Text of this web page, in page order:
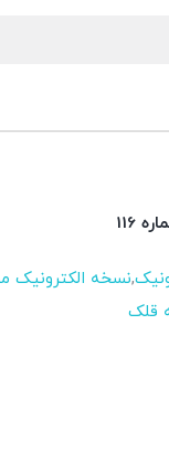
116
,نسخه الکترونیک
قلک